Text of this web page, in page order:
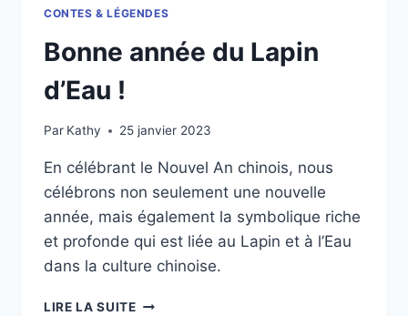
CONTES & LÉGENDES
Bonne année du Lapin
d’Eau !
Par Kathy 25 janvier 2023
En célébrant le Nouvel An chinois, nous
célébrons non seulement une nouvelle
année, mais également la symbolique riche
et profonde qui est liée au Lapin et à l’Eau
dans la culture chinoise.
LIRE LA SUITEBONNE